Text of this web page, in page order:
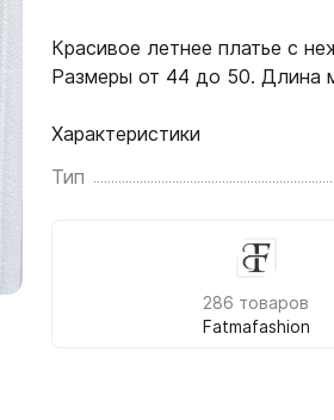
Красивое летнее платье с
Размеры от 44 до 50. Длина
Характеристики
Тип
286 товаров
Fatmafashion